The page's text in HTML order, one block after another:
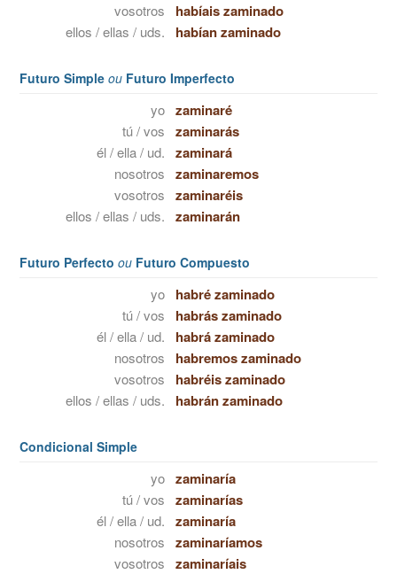
vosotros habíais zaminado
ellos / ellas / uds. habían zaminado
Futuro Simple ou Futuro Imperfecto
yo zaminaré
tú / vos zaminarás
él / ella / ud. zaminará
nosotros zaminaremos
vosotros zaminaréis
ellos / ellas / uds. zaminarán
Futuro Perfecto ou Futuro Compuesto
yo habré zaminado
tú / vos habrás zaminado
él / ella / ud. habrá zaminado
nosotros habremos zaminado
vosotros habréis zaminado
ellos / ellas / uds. habrán zaminado
Condicional Simple
yo zaminaría
tú / vos zaminarías
él / ella / ud. zaminaría
nosotros zaminaríamos
vosotros zaminaríais